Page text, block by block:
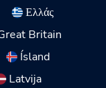
Ελλάς
Britain
Ísland
Latvija